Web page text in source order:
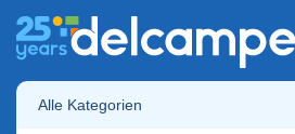
Alle Kategorien